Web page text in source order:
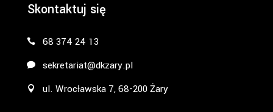
Skontaktuj się
68 374 24 13
sekretariat@dkzary.pl
ul. Wrocławska 7, 68-200 Żary